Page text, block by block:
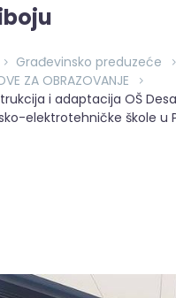
Građevinsko preduzeće
ZA OBRAZOVANJE
i adaptacija OŠ
elektrotehničke škole u